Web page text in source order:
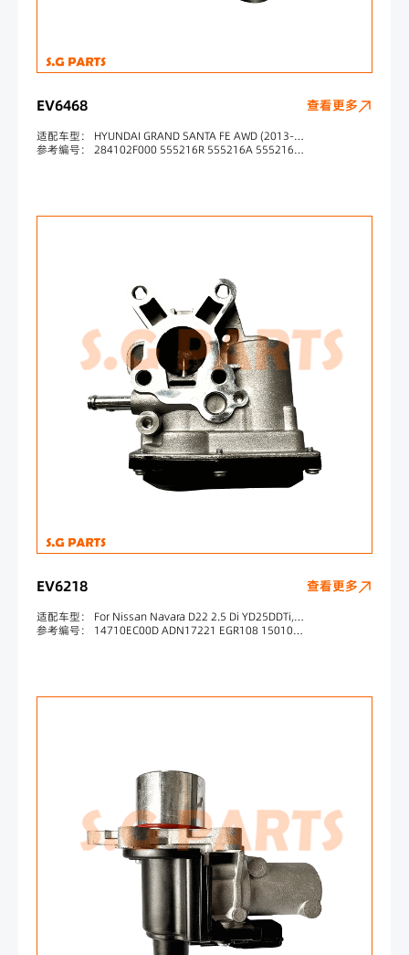
EV6468
适配车型： HYUNDAI GRAND SANTA FE AWD (2013-2018) HYUNDAI ix35 (LM, EL, ELH) 2.0 CRDi / 4WD (2010-2018) HYUNDAI ix35 Van CRDi / 4WD (2009-2018) HYUNDAI SANTA FE II (CM) 2.0 CRDi / 4x4 (2006-2012) HYUNDAI SANTA FE II (CM) 2.2 CRDi / 4x4 (2009-2012) HYUNDAI SANTA
参考编号： 284102F000 555216R 555216A 555216HQ 555216B 7518180 88180 83897
查看更多
EV6218
适配车型： For Nissan Navara D22 2.5 Di YD25DDTi,YD25ETI 2003-2004 For Nissan Navara D40 2.5 dCi YD25DDTi 2010-2015 For Nissan Navara D40 2.5 dCi YD25DDTi 09/2006-01/2012 For Nissan Navara D40 2.5 WD YD25DDTi 09/2006-01/2010 For Nissan Navara D40 2.5 WD YD25DDTi
参考编号： 14710EC00D ADN17221 EGR108 150108 14710EC00B 1501000021 14710EC00A
查看更多